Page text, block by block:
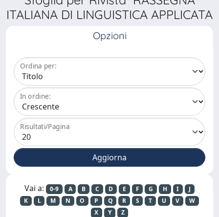
ITALIANA DI LINGUISTICA APPLICATA
Opzioni
Ordina per:
In ordine:
Risultati/Pagina
Vai a: 0-9 A B C D E F G H I
J
K
L M N O P Q R S T U V
W
X
Y Z